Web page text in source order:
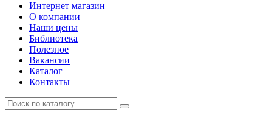
Интернет магазин
О компании
Наши цены
Библиотека
Полезное
Вакансии
Каталог
Контакты